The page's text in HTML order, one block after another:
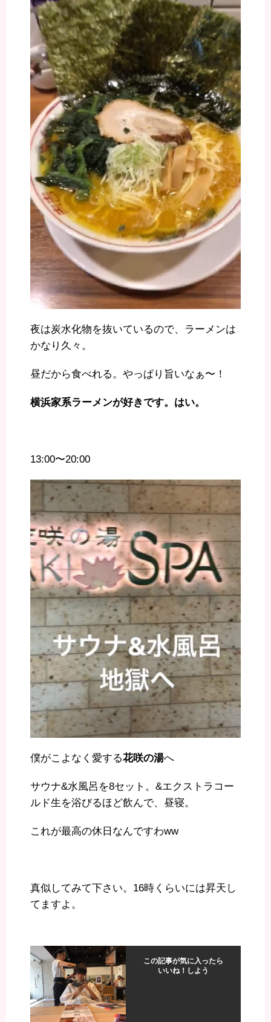
夜は炭水化物を抜いているので、ラーメンは
かなり久々。
昼だから食べれる。やっぱり旨いなぁ〜！
横浜家系ラーメンが好きです。はい。
13:00〜20:00
僕がこよなく愛する花咲の湯へ
サウナ&水風呂を8セット。&エクストラコー
ルド生を浴びるほど飲んで、昼寝。
これが最高の休日なんですわww
真似してみて下さい。16時くらいには昇天し
てますよ。
この記事が気に入ったら
いいね！しよう